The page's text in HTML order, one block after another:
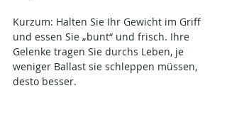
Kurzum: Halten Sie Ihr Gewicht im Griff
und essen Sie „bunt“ und frisch. Ihre
Gelenke tragen Sie durchs Leben, je
weniger Ballast sie schleppen müssen,
desto besser.